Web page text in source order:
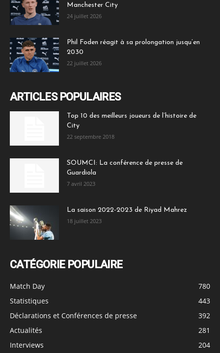
Manchester City
24 juillet 2026
Phil Foden réagit à sa prolongation jusqu’en
2030
22 juillet 2026
ARTICLES POPULAIRES
Top 10 des meilleurs joueurs de l’histoire de
City
22 septembre 2018
SOUMCI: La conférence de presse de
Guardiola
7 avril 2023
La saison 2022-2023 de Riyad Mahrez
18 juillet 2023
CATÉGORIE POPULAIRE
Match Day
780
Statistiques
443
Déclarations et Conférences de presse
392
Actualités
281
Interviews
204